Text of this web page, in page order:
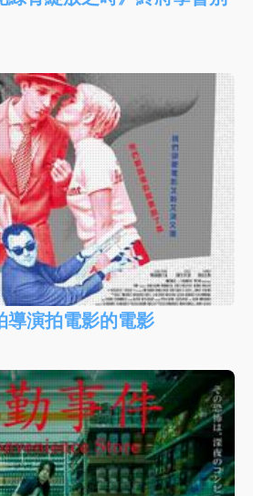
導演拍電影的電影